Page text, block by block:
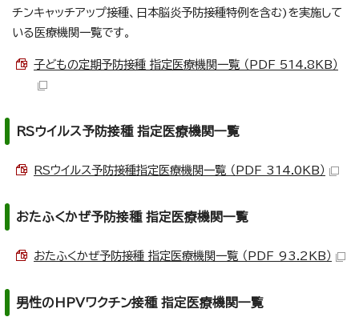
チンキャッチアップ接種、日本脳炎予防接種特例を含む)を実施して
いる医療機関一覧です。
子どもの定期予防接種 指定医療機関一覧 （PDF 514.8KB）
RSウイルス予防接種 指定医療機関一覧
RSウイルス予防接種指定医療機関一覧 （PDF 314.0KB）
おたふくかぜ予防接種 指定医療機関一覧
おたふくかぜ予防接種 指定医療機関一覧 （PDF 93.2KB）
男性のHPVワクチン接種 指定医療機関一覧